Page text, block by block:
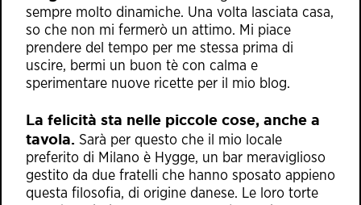
sempre molto dinamiche. Una volta lasciata casa,
so che non mi fermerò un attimo. Mi piace
prendere del tempo per me stessa prima di
uscire, bermi un buon tè con calma e
sperimentare nuove ricette per il mio blog.
La felicità sta nelle piccole cose, anche a
tavola. Sarà per questo che il mio locale
preferito di Milano è Hygge, un bar meraviglioso
gestito da due fratelli che hanno sposato appieno
questa filosofia, di origine danese. Le loro torte